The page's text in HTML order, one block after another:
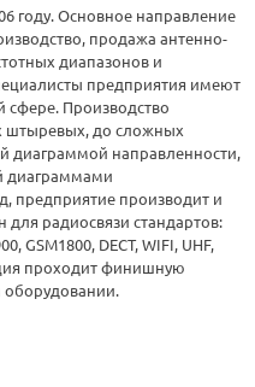
году. Основное направление
продажа антенно-
диапазонов и
предприятия имеют
Производство
штыревых, до сложных
диаграммой направленности,
диаграммами
предприятие производит и
для радиосвязи стандартов:
GSM1800, DECT, WIFI, UHF,
проходит финишную
оборудовании.